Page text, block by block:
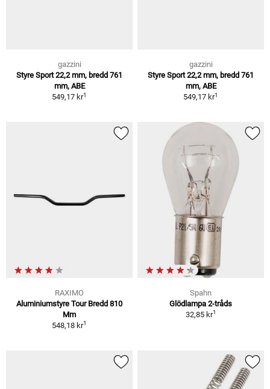
gazzini
Styre Sport 22,2 mm, bredd 761
mm, ABE
549,17 kr1
gazzini
Styre Sport 22,2 mm, bredd 761
mm, ABE
549,17 kr1
RAXIMO
Aluminiumstyre Tour Bredd 810
Mm
548,18 kr1
Spahn
Glödlampa 2-tråds
32,85 kr1